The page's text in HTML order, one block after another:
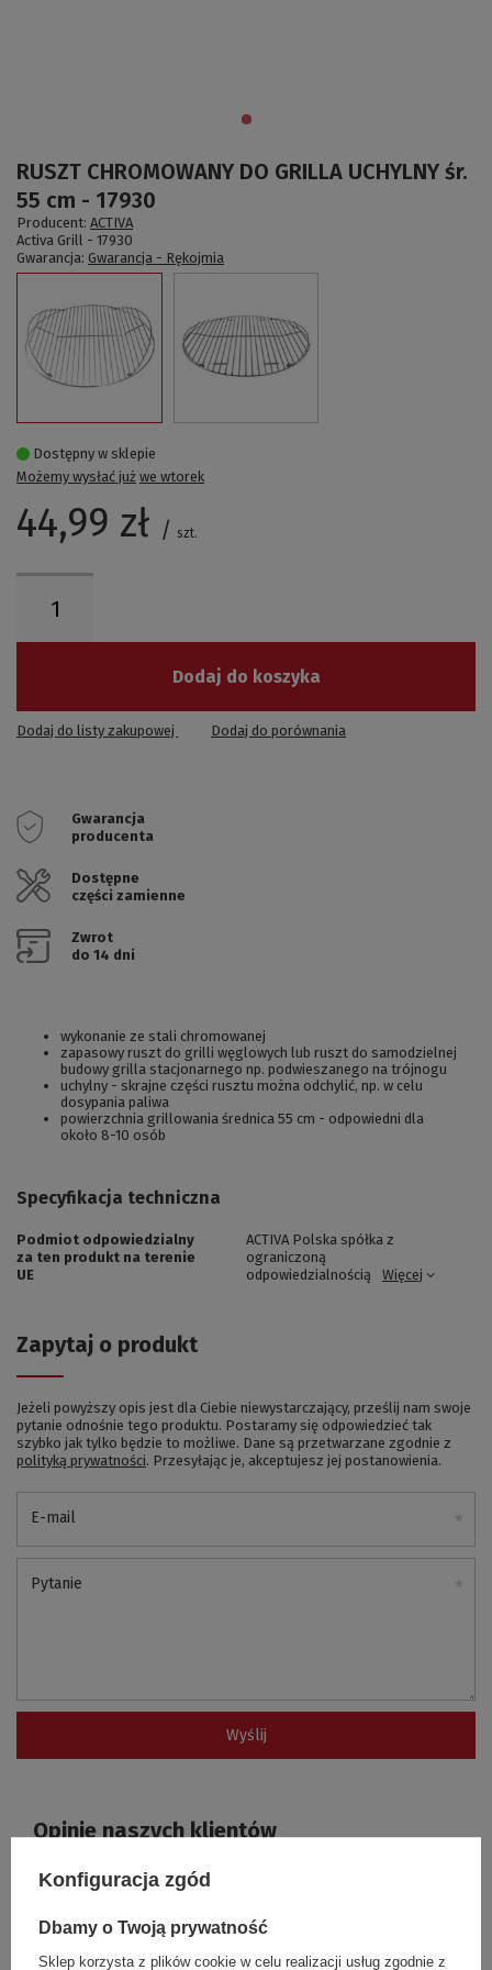
RUSZT CHROMOWANY DO GRILLA UCHYLNY śr.
55 cm - 17930
Producent: ACTIVA
Activa Grill - 17930
Gwarancja: Gwarancja - Rękojmia
Dostępny w sklepie
Możemy wysłać już we wtorek
44,99 zł / szt.
Dodaj do koszyka
Dodaj do listy zakupowej Dodaj do porównania
Gwarancja
producenta
Dostępne
części zamienne
Zwrot
do 14 dni
wykonanie ze stali chromowanej
zapasowy ruszt do grilli węglowych lub ruszt do samodzielnej
budowy grilla stacjonarnego np. podwieszanego na trójnogu
uchylny - skrajne części rusztu można odchylić, np. w celu
dosypania paliwa
powierzchnia grillowania średnica 55 cm - odpowiedni dla
około 8-10 osób
Specyfikacja techniczna
Podmiot odpowiedzialny
za ten produkt na terenie
UE
ACTIVA Polska spółka z
ograniczoną
odpowiedzialnością
Więcej
Zapytaj o produkt
Jeżeli powyższy opis jest dla Ciebie niewystarczający, prześlij nam swoje
pytanie odnośnie tego produktu. Postaramy się odpowiedzieć tak
szybko jak tylko będzie to możliwe. Dane są przetwarzane zgodnie z
polityką prywatności. Przesyłając je, akceptujesz jej postanowienia.
E-mail
Pytanie
Wyślij
Opinie naszych klientów
Liczba wystawionych opinii: 1
Konfiguracja zgód
Dbamy o Twoją prywatność
Sklep korzysta z plików cookie w celu realizacji usług zgodnie z